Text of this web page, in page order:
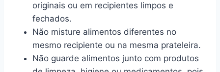
originais ou em recipientes limpos e
fechados.
Não misture alimentos diferentes no
mesmo recipiente ou na mesma prateleira.
Não guarde alimentos junto com produtos